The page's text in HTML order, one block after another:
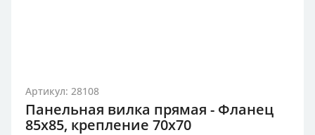
Артикул: 28108
Панельная вилка прямая - Фланец
85x85, крепление 70x70